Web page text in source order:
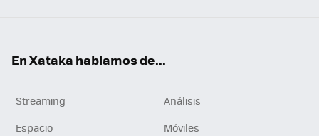
En Xataka hablamos de...
Streaming
Análisis
Espacio
Móviles